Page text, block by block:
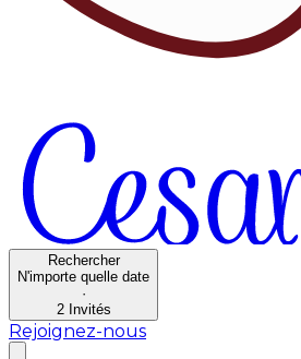
Rechercher
N'importe quelle date
·
2 Invités
Rejoignez-nous